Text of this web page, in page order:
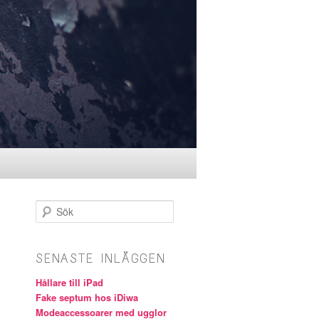
Sök
SENASTE INLÄGGEN
Hållare till iPad
Fake septum hos iDiwa
Modeaccessoarer med ugglor